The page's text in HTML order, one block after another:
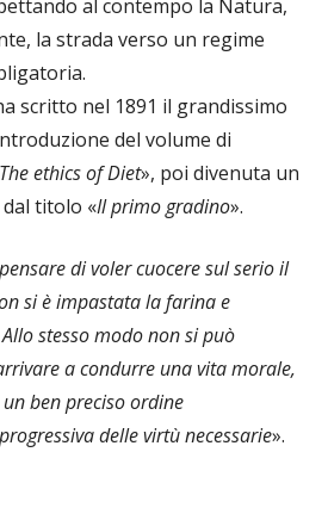
al contempo la Natura,
la strada verso un regime
scritto nel 1891 il grandissimo
del volume di
The ethics of Diet», poi divenuta un
titolo «Il primo gradino».
di voler cuocere sul serio il
si è impastata la farina e
stesso modo non si può
a condurre una vita morale,
ben preciso ordine
delle virtù necessarie».